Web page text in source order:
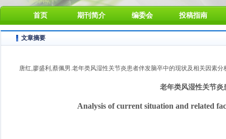
首页 期刊简介 编委会 投稿指南
文章摘要
唐红,廖盛利,蔡佩男.老年类风湿性关节炎患者伴发脑卒中的现状及相关因素分
老年类风湿性关节
Analysis of current situation and related